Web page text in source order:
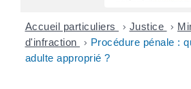
Accueil particuliers > Justice >
d'infraction
> Procédure pénale :
adulte approprié ?